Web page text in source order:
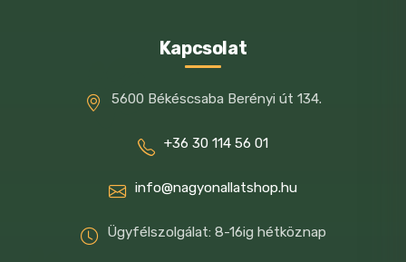
Kapcsolat
5600 Békéscsaba Berényi út 134.
+36 30 114 56 01
info@nagyonallatshop.hu
Ügyfélszolgálat: 8-16ig hétköznap